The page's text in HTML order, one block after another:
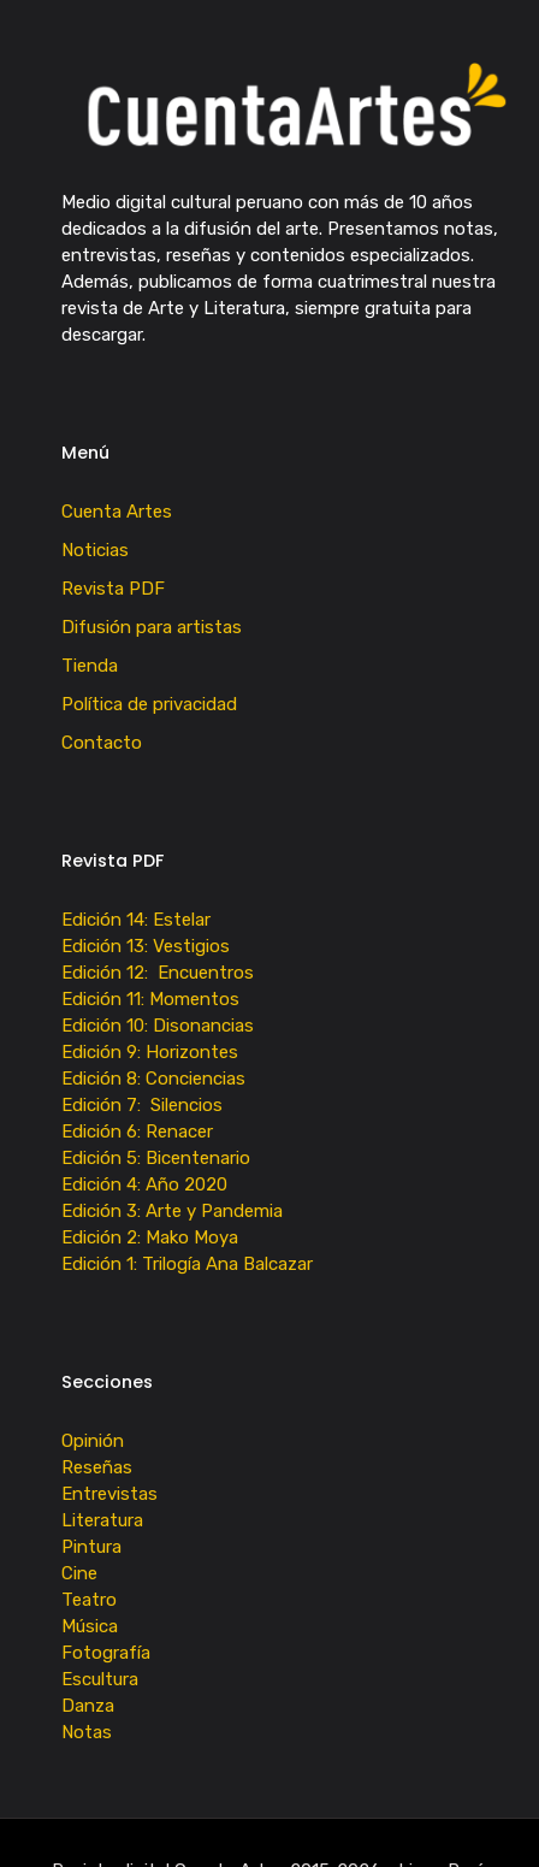
Medio digital cultural peruano con más de 10 años
dedicados a la difusión del arte. Presentamos notas,
entrevistas, reseñas y contenidos especializados.
Además, publicamos de forma cuatrimestral nuestra
revista de Arte y Literatura, siempre gratuita para
descargar.
Menú
Cuenta Artes
Noticias
Revista PDF
Difusión para artistas
Tienda
Política de privacidad
Contacto
Revista PDF
Edición 14: Estelar
Edición 13: Vestigios
Edición 12: Encuentros
Edición 11: Momentos
Edición 10: Disonancias
Edición 9: Horizontes
Edición 8: Conciencias
Edición 7: Silencios
Edición 6: Renacer
Edición 5: Bicentenario
Edición 4: Año 2020
Edición 3: Arte y Pandemia
Edición 2: Mako Moya
Edición 1: Trilogía Ana Balcazar
Secciones
Opinión
Reseñas
Entrevistas
Literatura
Pintura
Cine
Teatro
Música
Fotografía
Escultura
Danza
Notas